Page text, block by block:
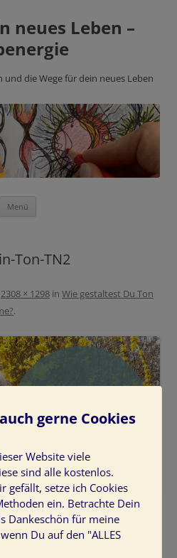
neues Leben –
und die Wege für dein neues Leben
Menü
Ton-TN2
2308 × 1298 in Wie gestaltest Du Ton
.
gerne Cookies
Website viele
sind alle kostenlos.
gefällt, setze ich Cookies
ein. Betrachte Dein
Dankeschön für meine
Du auf den "ALLES